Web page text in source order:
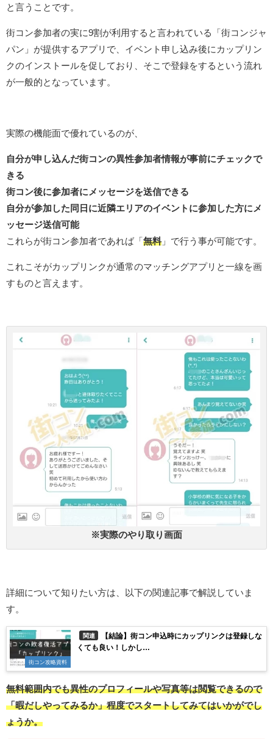
と言うことです。
街コン参加者の実に9割が利用すると言われている「街コンジャ
パン」が提供するアプリで、イベント申し込み後にカップリン
クのインストールを促しており、そこで登録をするという流れ
が一般的となっています。
実際の機能面で優れているのが、
自分が申し込んだ街コンの異性参加者情報が事前にチェックで
きる
街コン後に参加者にメッセージを送信できる
自分が参加した同日に近隣エリアのイベントに参加した方にメ
ッセージ送信可能
これらが街コン参加者であれば「 無料 」で行う事が可能です。
これこそがカップリンクが通常のマッチングアプリと一線を画
すものと言えます。
※実際のやり取り画面
詳細について知りたい方は、以下の関連記事で解説していま
す。
街コン攻略資料
関連
【結論】街コン申込時にカップリンクは登録しな
くても良い！しかし…
無料範囲内でも異性のプロフィールや写真等は閲覧できるので
「暇だしやってみるか」程度でスタートしてみてはいかがでし
ょうか。